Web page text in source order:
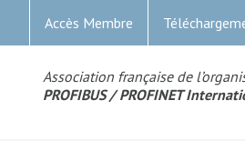
Accès Membre
Association française de
PROFIBUS / PROFINET